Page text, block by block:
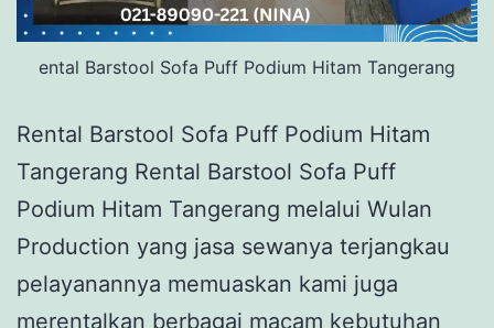
ental Barstool Sofa Puff Podium Hitam Tangerang
Rental Barstool Sofa Puff Podium Hitam
Tangerang Rental Barstool Sofa Puff
Podium Hitam Tangerang melalui Wulan
Production yang jasa sewanya terjangkau
pelayanannya memuaskan kami juga
merentalkan berbagai macam kebutuhan